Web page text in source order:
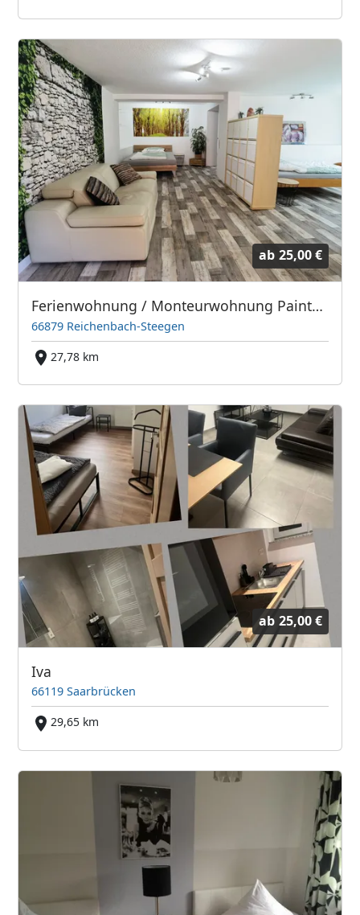
ab 25,00 €
Ferienwohnung / Monteurwohnung Painted Horse
66879 Reichenbach-Steegen
27,78 km
ab 25,00 €
Iva
66119 Saarbrücken
29,65 km